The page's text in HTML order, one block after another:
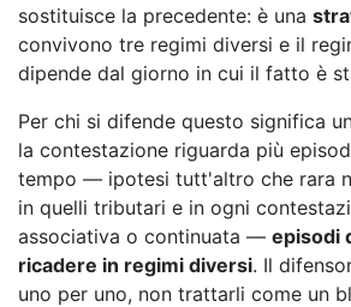
sostituisce la precedente: è una
convivono tre regimi diversi e il
dipende dal giorno in cui il fatto è
Per chi si difende questo significa
la contestazione riguarda più
tempo — ipotesi tutt'altro che rara
in quelli tributari e in ogni
associativa o continuata — episodi
ricadere in regimi diversi. Il
uno per uno, non trattarli come un